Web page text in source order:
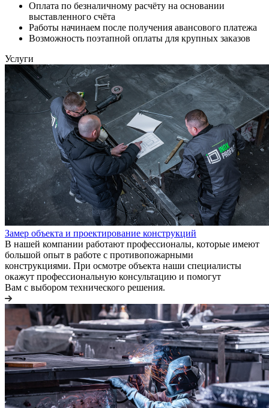
Оплата по безналичному расчёту на основании
выставленного счёта
Работы начинаем после получения авансового платежа
Возможность поэтапной оплаты для крупных заказов
Услуги
Замер объекта и проектирование конструкций
В нашей компании работают профессионалы, которые имеют
большой опыт в работе с противопожарными
конструкциями. При осмотре объекта наши специалисты
окажут профессиональную консультацию и помогут
Вам с выбором технического решения.